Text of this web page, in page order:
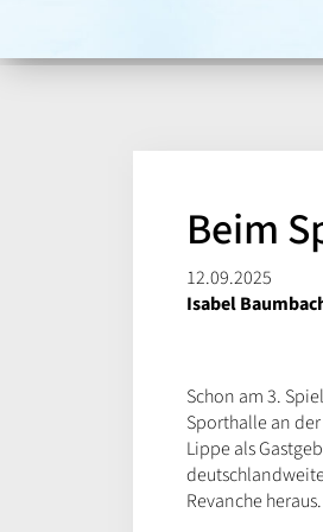
Beim
12.09.2025
Isabel
Schon am 3.
Sporthalle an
Lippe als
Revanche